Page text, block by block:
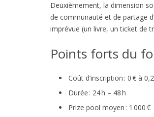
Deuxièmement, la dimension
de communauté et de partage
imprévue (un livre, un ticket de
Points forts du
Coût d’inscription : 0 € à
Durée : 24 h – 48 h
Prize pool moyen : 1 000 €